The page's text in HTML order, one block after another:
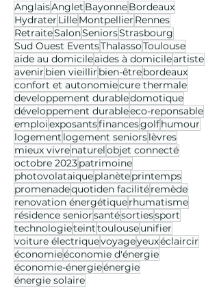
AnglaisAnglet BayonneBordeaux
Hydrater LilleMontpellier Rennes
RetraiteSalonSeniorsStrasbourg
Sud Ouest EventsThalassoToulouse
aide au domicileaides à domicileartiste
avenir bien vieillir bien-êtrebordeaux
confort et autonomiecure thermale
developpement durabledomotique
développement durableeco-reponsable
emploiexposantsfinancesgolfhumour
logement logement seniorslèvres
mieux vivrenaturelobjet connecté
octobre 2023patrimoine
photovolataiqueplanèteprintemps
promenadequotiden facilitéremède
renovation énergétiquerhumatisme
résidence seniorsantésortiessport
technologieteinttoulouseunifier
voiture électriquevoyageyeuxéclaircir
économieéconomie d'énergie
économie-énergieénergie
énergie solaire